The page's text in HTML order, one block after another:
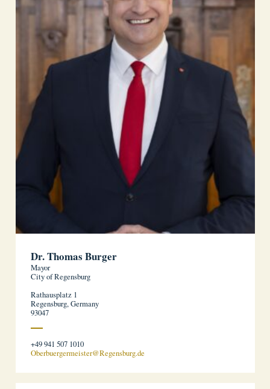
Dr. Thomas Burger
Mayor
City of Regensburg
Rathausplatz 1
Regensburg, Germany
93047
+49 941 507 1010
Oberbuergermeister@Regensburg.de